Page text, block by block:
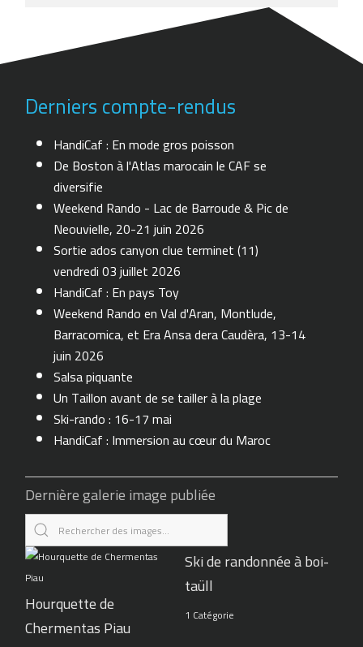
Derniers compte-rendus
HandiCaf : En mode gros poisson
De Boston à l'Atlas marocain le CAF se
diversifie
Weekend Rando - Lac de Barroude & Pic de
Neouvielle, 20-21 juin 2026
Sortie ados canyon clue terminet (11)
vendredi 03 juillet 2026
HandiCaf : En pays Toy
Weekend Rando en Val d'Aran, Montlude,
Barracomica, et Era Ansa dera Caudèra, 13-14
juin 2026
Salsa piquante
Un Taillon avant de se tailler à la plage
Ski-rando : 16-17 mai
HandiCaf : Immersion au cœur du Maroc
Dernière galerie image publiée
Hourquette de
Chermentas Piau
Ski de randonnée à boi-
taüll
1 Catégorie